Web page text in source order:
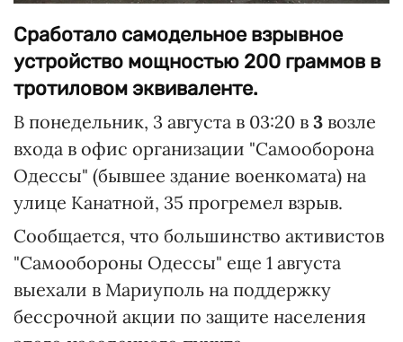
Сработало самодельное взрывное
устройство мощностью 200 граммов в
тротиловом эквиваленте.
В понедельник, 3 августа в 03:20 в 3 возле
входа в офис организации "Самооборона
Одессы" (бывшее здание военкомата) на
улице Канатной, 35 прогремел взрыв.
Сообщается, что большинство активистов
"Самообороны Одессы" еще 1 августа
выехали в Мариуполь на поддержку
бессрочной акции по защите населения